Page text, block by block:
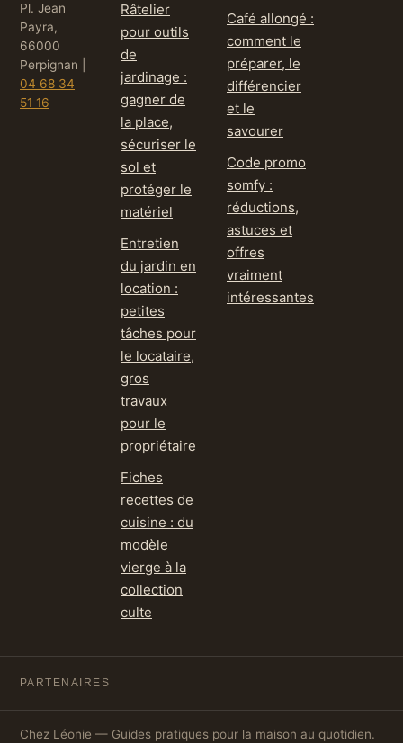
Pl. Jean
Payra,
66000
Perpignan
04 68 34
51 16
Râtelier
pour outils
de
jardinage :
gagner de
la place,
sécuriser le
sol et
protéger le
matériel
Entretien
du jardin en
location :
petites
tâches pour
le locataire,
gros
travaux
pour le
propriétaire
Fiches
recettes de
cuisine : du
modèle
vierge à la
collection
culte
Café allongé :
comment le
préparer, le
différencier
et le
savourer
Code promo
somfy :
réductions,
astuces et
offres
vraiment
intéressantes
PARTENAIRES
Chez Léonie — Guides pratiques pour la maison au quotidien.